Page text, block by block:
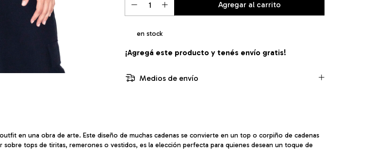
en stock
¡Agregá este producto y tenés envío gratis!
Medios de envío
en una obra de arte. Este diseño de muchas cadenas se convierte en un top o corpiño de cadenas
tops de tiritas, remerones o vestidos, es la elección perfecta para quienes desean un toque de